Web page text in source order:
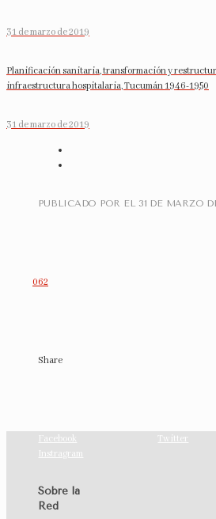
31 de marzo de 2019
Planificación sanitaria, transformación y
infraestructura hospitalaria, Tucumán 1946-1950
31 de marzo de 2019
PUBLICADO POR EL 31 DE MARZO
062
Share
Facebook
Twitter
Instragram
Sobre la
Red